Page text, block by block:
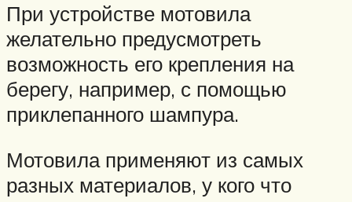
При устройстве мотовила
желательно предусмотреть
возможность его крепления на
берегу, например, с помощью
приклепанного шампура.
Мотовила применяют из самых
разных материалов, у кого что